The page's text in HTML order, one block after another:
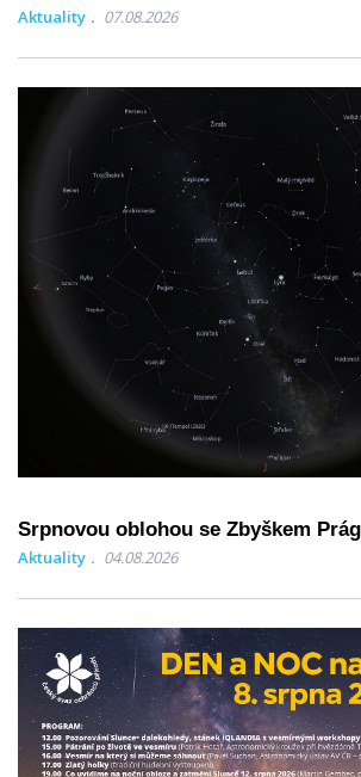
Aktuality 07.08.2026
Srpnovou oblohou se Zbyškem
Aktuality 04.08.2026